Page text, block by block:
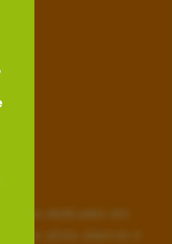
dedicados em
fruta, pizza, pipocas e